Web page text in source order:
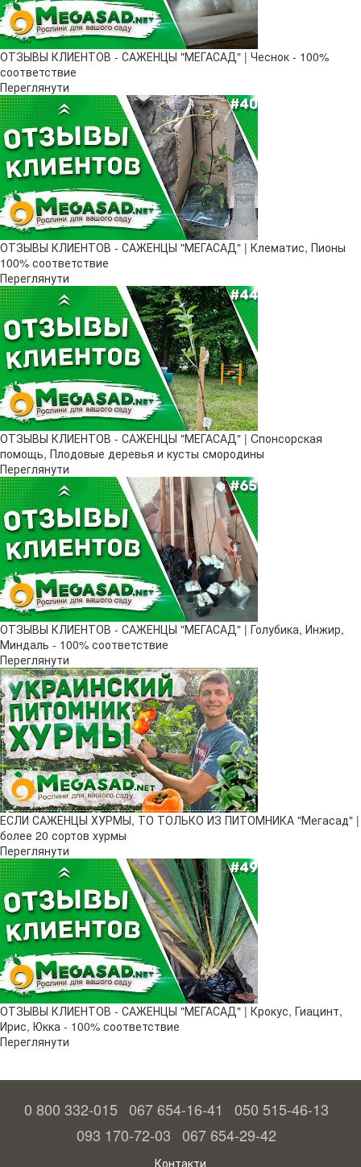
ОТЗЫВЫ КЛИЕНТОВ - САЖЕНЦЫ "МЕГАСАД" | Чеснок - 100%
соответствие
Переглянути
ОТЗЫВЫ КЛИЕНТОВ - САЖЕНЦЫ "МЕГАСАД" | Клематис, Пионы
100% соответствие
Переглянути
ОТЗЫВЫ КЛИЕНТОВ - САЖЕНЦЫ "МЕГАСАД" | Cпонсорская
помощь, Плодовые деревья и кусты смородины
Переглянути
ОТЗЫВЫ КЛИЕНТОВ - САЖЕНЦЫ "МЕГАСАД" | Голубика, Инжир,
Миндаль - 100% соответствие
Переглянути
ЕСЛИ САЖЕНЦЫ ХУРМЫ, ТО ТОЛЬКО ИЗ ПИТОМНИКА "Мегасад" |
более 20 сортов хурмы
Переглянути
ОТЗЫВЫ КЛИЕНТОВ - САЖЕНЦЫ "МЕГАСАД" | Крокус, Гиацинт,
Ирис, Юкка - 100% соответствие
Переглянути
0 800 332-015 067 654-16-41
050 515-46-13
093 170-72-03 067 654-29-42
Контакти